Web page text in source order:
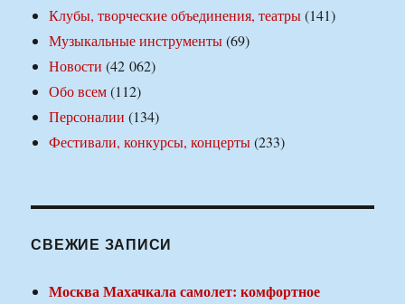
Клубы, творческие объединения, театры(141)
Музыкальные инструменты(69)
Новости (42 062)
Обо всем(112)
Персоналии (134)
Фестивали, конкурсы, концерты(233)
СВЕЖИЕ ЗАПИСИ
Москва Махачкала самолет: комфортное